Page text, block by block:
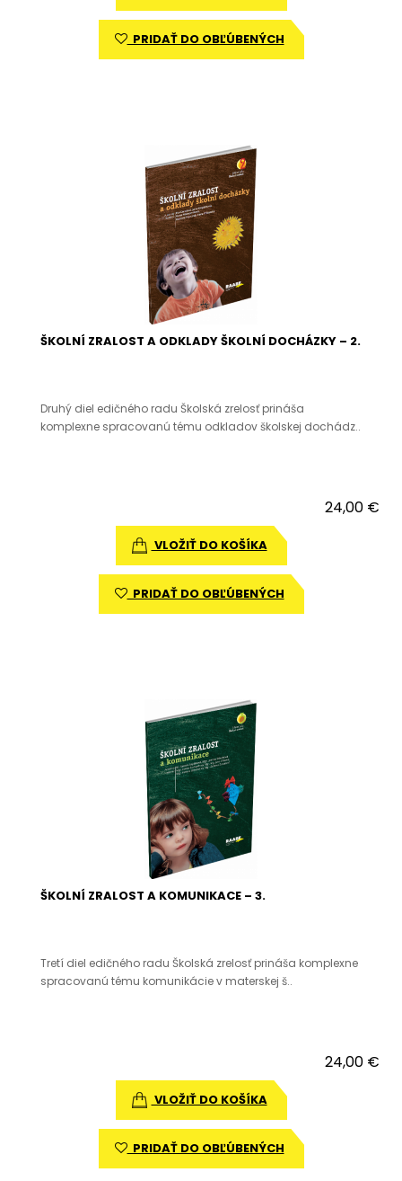
PRIDAŤ DO OBĽÚBENÝCH
ŠKOLNÍ ZRALOST A ODKLADY ŠKOLNÍ DOCHÁZKY – 2.
Druhý diel edičného radu Školská zrelosť prináša
komplexne spracovanú tému odkladov školskej dochádz..
24,00 €
VLOŽIŤ DO KOŠÍKA
PRIDAŤ DO OBĽÚBENÝCH
ŠKOLNÍ ZRALOST A KOMUNIKACE – 3.
Tretí diel edičného radu Školská zrelosť prináša komplexne
spracovanú tému komunikácie v materskej š..
24,00 €
VLOŽIŤ DO KOŠÍKA
PRIDAŤ DO OBĽÚBENÝCH